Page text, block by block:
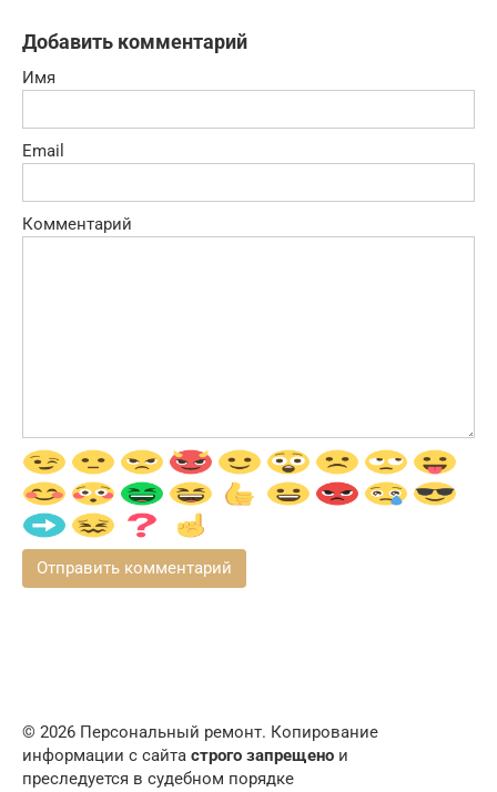
Добавить комментарий
Имя
Email
Комментарий
© 2026 Персональный ремонт. Копирование
информации с сайта строго запрещено и
преследуется в судебном порядке